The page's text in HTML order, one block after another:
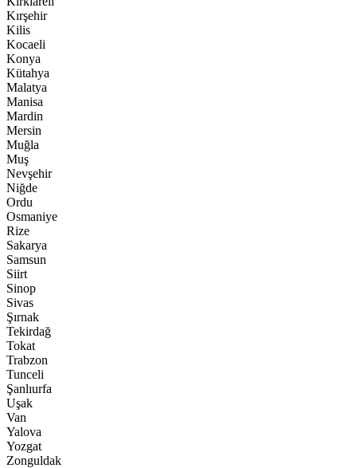
Kırşehir
Kilis
Kocaeli
Konya
Kütahya
Malatya
Manisa
Mardin
Mersin
Muğla
Muş
Nevşehir
Niğde
Ordu
Osmaniye
Rize
Sakarya
Samsun
Siirt
Sinop
Sivas
Şırnak
Tekirdağ
Tokat
Trabzon
Tunceli
Şanlıurfa
Uşak
Van
Yalova
Yozgat
Zonguldak